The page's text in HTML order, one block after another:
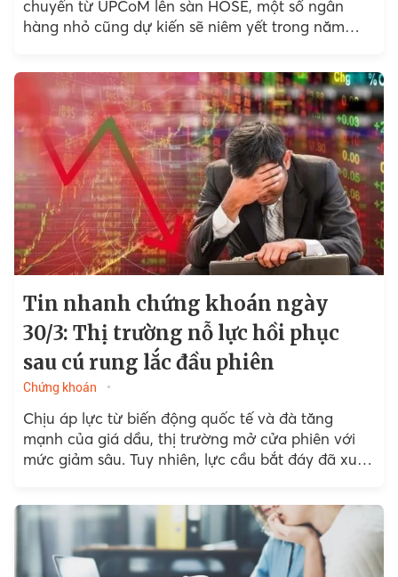
chuyển từ UPCoM lên sàn HOSE, một số ngân
hàng nhỏ cũng dự kiến sẽ niêm yết trong năm
Tin nhanh chứng khoán ngày
30/3: Thị trường nỗ lực hồi phục
sau cú rung lắc đầu phiên
Chứng khoán
Chịu áp lực từ biến động quốc tế và đà tăng
mạnh của giá dầu, thị trường mở cửa phiên với
mức giảm sâu. Tuy nhiên, lực cầu bắt đáy đã xuất